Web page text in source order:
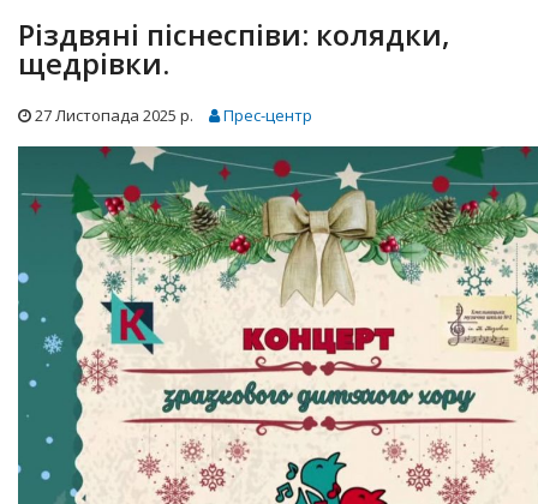
Різдвяні піснеспіви: колядки,
щедрівки.
27 Листопада 2025 р. Прес-центр